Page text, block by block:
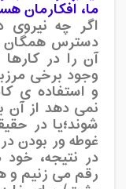
ما، افکارمان
اگر چه
دسترس همگان
آن را در
وجود برخی
و استفاده ی
نمی دهد از آن
شوند؛یا در
غوطه ور بودن
در نتیجه،
رقم می زنیم و